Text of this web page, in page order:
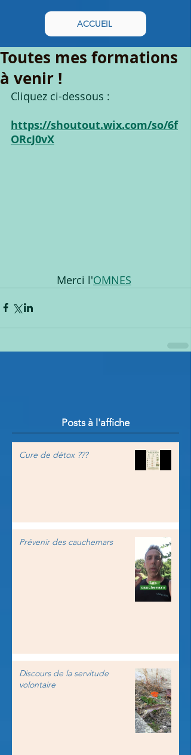
ACCUEIL
Toutes mes formations
à venir !
Cliquez ci-dessous :
https://shoutout.wix.com/so/6f
ORcJ0vX
Merci l'OMNES
Posts à l'affiche
Cure de détox ???
Prévenir des cauchemars
Discours de la servitude
volontaire